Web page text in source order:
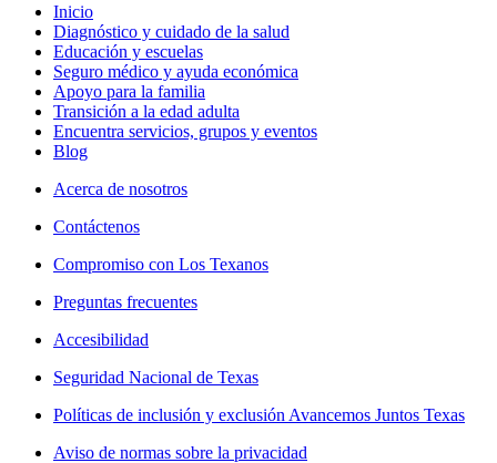
Inicio
Diagnóstico y cuidado de la salud
Educación y escuelas
Seguro médico y ayuda económica
Apoyo para la familia
Transición a la edad adulta
Encuentra servicios, grupos y eventos
Blog
Acerca de nosotros
Contáctenos
Compromiso con Los Texanos
Preguntas frecuentes
Accesibilidad
Seguridad Nacional de Texas
Políticas de inclusión y exclusión Avancemos Juntos Texas
Aviso de normas sobre la privacidad